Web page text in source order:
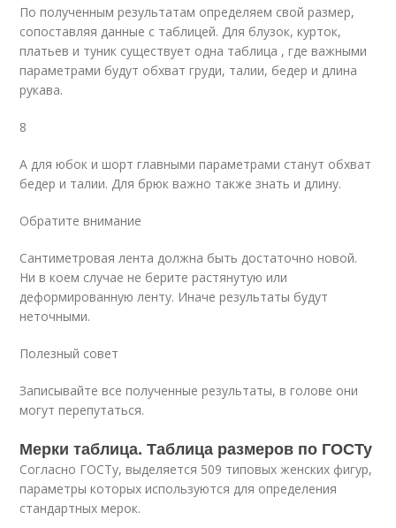
По полученным результатам определяем свой размер,
сопоставляя данные с таблицей. Для блузок, курток,
платьев и туник существует одна таблица , где важными
параметрами будут обхват груди, талии, бедер и длина
рукава.
8
А для юбок и шорт главными параметрами станут обхват
бедер и талии. Для брюк важно также знать и длину.
Обратите внимание
Сантиметровая лента должна быть достаточно новой.
Ни в коем случае не берите растянутую или
деформированную ленту. Иначе результаты будут
неточными.
Полезный совет
Записывайте все полученные результаты, в голове они
могут перепутаться.
Мерки таблица. Таблица размеров по ГОСТу
Согласно ГОСТу, выделяется 509 типовых женских фигур,
параметры которых используются для определения
стандартных мерок.